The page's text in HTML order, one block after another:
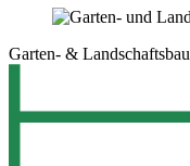
Garten- & Landschaftsbau